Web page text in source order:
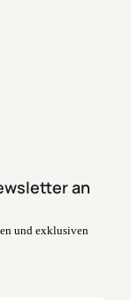
an
und exklusiven